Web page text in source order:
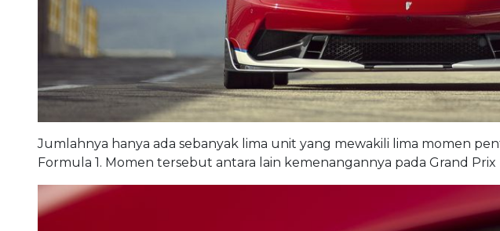
Jumlahnya hanya ada sebanyak lima unit yang mewakili lima momen
Formula 1. Momen tersebut antara lain kemenangannya pada Grand Prix